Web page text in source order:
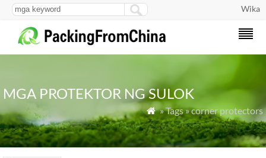
Wika
MGA PROTEKTOR NG SULOK
 » Tags » corner protectors